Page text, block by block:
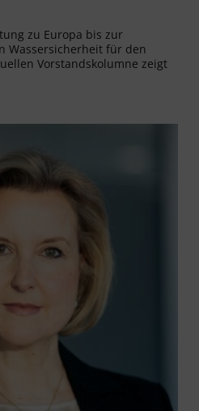
zu Europa bis zur
Wassersicherheit für den
Vorstandskolumne zeigt